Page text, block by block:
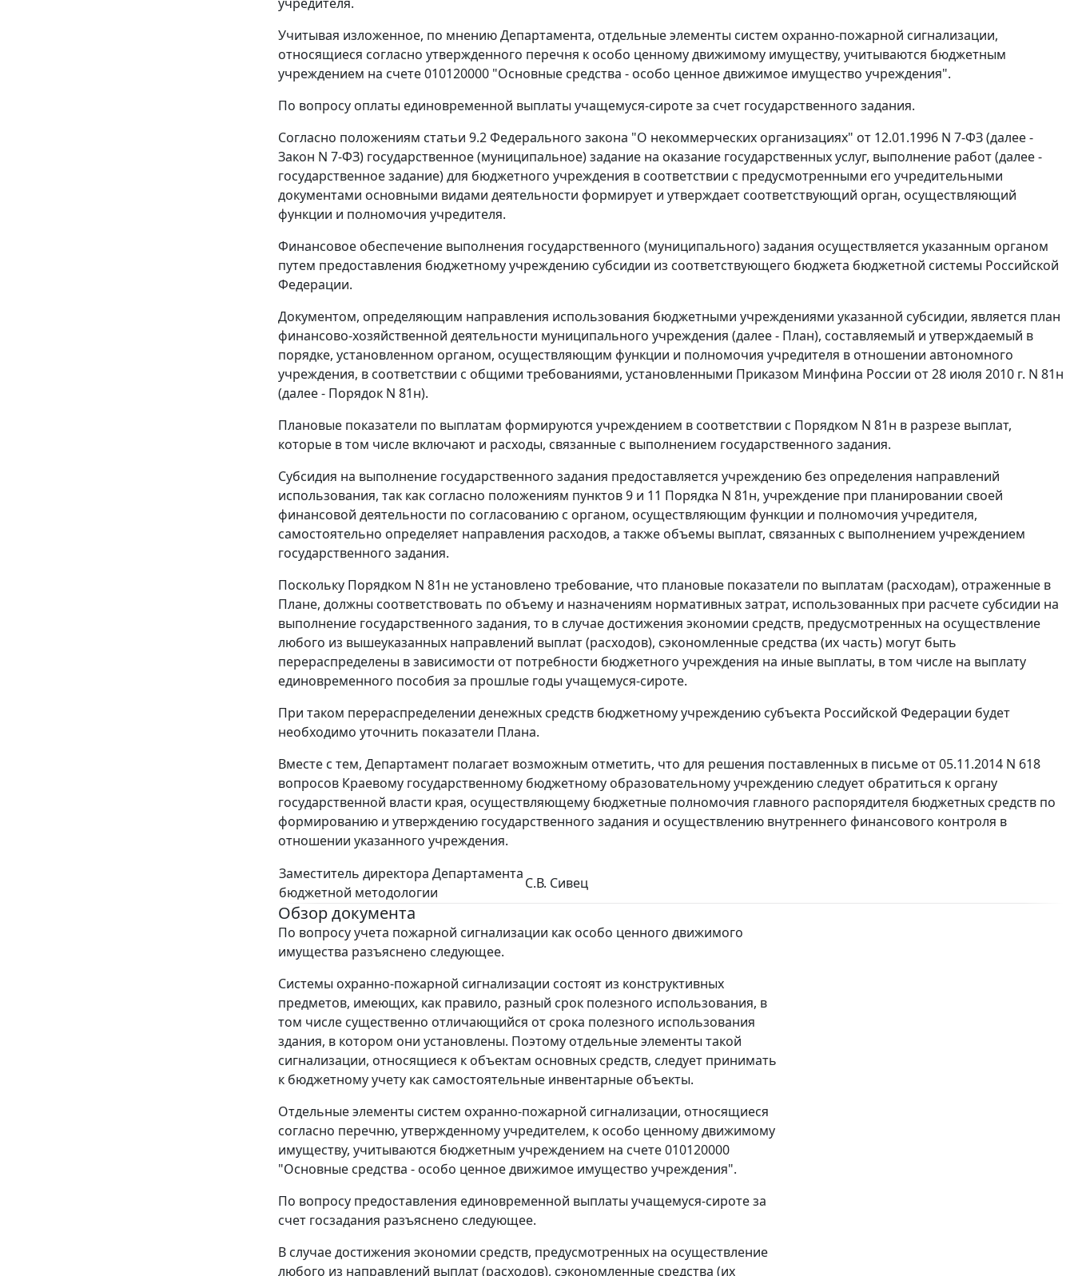
Учитывая изложенное, по мнению Департамента, отдельные элементы систем охранно-пожарной сигнализации,
относящиеся согласно утвержденного перечня к особо ценному движимому имуществу, учитываются бюджетным
учреждением на счете 010120000 "Основные средства - особо ценное движимое имущество учреждения".
По вопросу оплаты единовременной выплаты учащемуся-сироте за счет государственного задания.
Согласно положениям статьи 9.2 Федерального закона "О некоммерческих организациях" от 12.01.1996 N 7-ФЗ (далее -
Закон N 7-ФЗ) государственное (муниципальное) задание на оказание государственных услуг, выполнение работ (далее -
государственное задание) для бюджетного учреждения в соответствии с предусмотренными его учредительными
документами основными видами деятельности формирует и утверждает соответствующий орган, осуществляющий
функции и полномочия учредителя.
Финансовое обеспечение выполнения государственного (муниципального) задания осуществляется указанным органом
путем предоставления бюджетному учреждению субсидии из соответствующего бюджета бюджетной системы Российской
Федерации.
Документом, определяющим направления использования бюджетными учреждениями указанной субсидии, является план
финансово-хозяйственной деятельности муниципального учреждения (далее - План), составляемый и утверждаемый в
порядке, установленном органом, осуществляющим функции и полномочия учредителя в отношении автономного
учреждения, в соответствии с общими требованиями, установленными Приказом Минфина России от 28 июля 2010 г. N 81н
(далее - Порядок N 81н).
Плановые показатели по выплатам формируются учреждением в соответствии с Порядком N 81н в разрезе выплат,
которые в том числе включают и расходы, связанные с выполнением государственного задания.
Субсидия на выполнение государственного задания предоставляется учреждению без определения направлений
использования, так как согласно положениям пунктов 9 и 11 Порядка N 81н, учреждение при планировании своей
финансовой деятельности по согласованию с органом, осуществляющим функции и полномочия учредителя,
самостоятельно определяет направления расходов, а также объемы выплат, связанных с выполнением учреждением
государственного задания.
Поскольку Порядком N 81н не установлено требование, что плановые показатели по выплатам (расходам), отраженные в
Плане, должны соответствовать по объему и назначениям нормативных затрат, использованных при расчете субсидии на
выполнение государственного задания, то в случае достижения экономии средств, предусмотренных на осуществление
любого из вышеуказанных направлений выплат (расходов), сэкономленные средства (их часть) могут быть
перераспределены в зависимости от потребности бюджетного учреждения на иные выплаты, в том числе на выплату
единовременного пособия за прошлые годы учащемуся-сироте.
При таком перераспределении денежных средств бюджетному учреждению субъекта Российской Федерации будет
необходимо уточнить показатели Плана.
Вместе с тем, Департамент полагает возможным отметить, что для решения поставленных в письме от 05.11.2014 N 618
вопросов Краевому государственному бюджетному образовательному учреждению следует обратиться к органу
государственной власти края, осуществляющему бюджетные полномочия главного распорядителя бюджетных средств по
формированию и утверждению государственного задания и осуществлению внутреннего финансового контроля в
отношении указанного учреждения.
Заместитель директора Департамента
бюджетной методологии
С.В. Сивец
Обзор документа
По вопросу учета пожарной сигнализации как особо ценного движимого
имущества разъяснено следующее.
Системы охранно-пожарной сигнализации состоят из конструктивных
предметов, имеющих, как правило, разный срок полезного использования, в
том числе существенно отличающийся от срока полезного использования
здания, в котором они установлены. Поэтому отдельные элементы такой
сигнализации, относящиеся к объектам основных средств, следует принимать
к бюджетному учету как самостоятельные инвентарные объекты.
Отдельные элементы систем охранно-пожарной сигнализации, относящиеся
согласно перечню, утвержденному учредителем, к особо ценному движимому
имуществу, учитываются бюджетным учреждением на счете 010120000
"Основные средства - особо ценное движимое имущество учреждения".
По вопросу предоставления единовременной выплаты учащемуся-сироте за
счет госзадания разъяснено следующее.
В случае достижения экономии средств, предусмотренных на осуществление
любого из направлений выплат (расходов), сэкономленные средства (их